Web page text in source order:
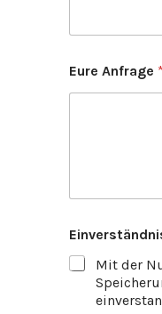
Eure Anfrage *
Mit der